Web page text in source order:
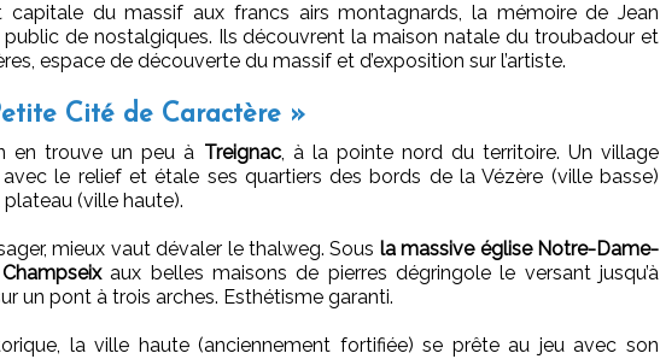
capitale du massif aux francs airs montagnards, la mémoire de Jean
public de nostalgiques. Ils découvrent la maison natale du troubadour et
espace de découverte du massif et d’exposition sur l’artiste.
Cité de Caractère »
en trouve un peu à Treignac, à la pointe nord du territoire. Un village
le relief et étale ses quartiers des bords de la Vézère (ville basse)
plateau (ville haute).
mieux vaut dévaler le thalweg. Sous la massive église Notre-Dame-
aux belles maisons de pierres dégringole le versant jusqu’à
un pont à trois arches. Esthétisme garanti.
la ville haute (anciennement fortifiée) se prête au jeu avec son